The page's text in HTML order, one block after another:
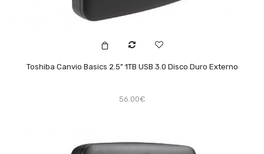
Toshiba Canvio Basics 2.5" 1TB USB 3.0 Disco Duro Externo
56.00€